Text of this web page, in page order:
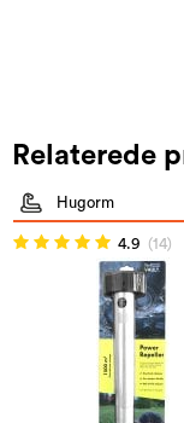
Relaterede
Hugorm
4.9 (14)